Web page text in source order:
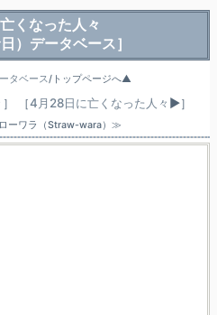
くなった人々
）データベース］
タベース/トップページへ▲
］ ［4月28日に亡くなった人々 ▶］
ーワラ（Straw-wara）≫